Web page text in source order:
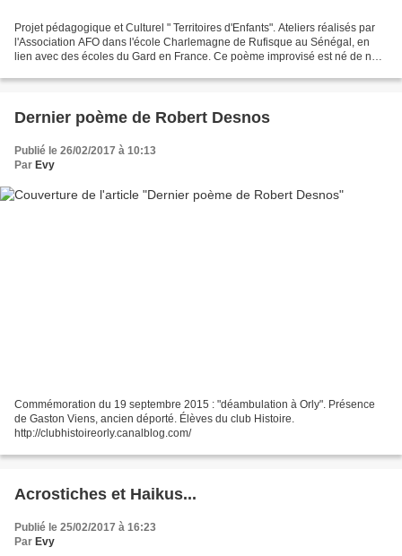
Projet pédagogique et Culturel " Territoires d'Enfants". Ateliers réalisés par
l'Association AFO dans l'école Charlemagne de Rufisque au Sénégal, en
lien avec des écoles du Gard en France. Ce poème improvisé est né de nos
Dernier poème de Robert Desnos
Publié le 26/02/2017 à 10:13
Par Evy
Commémoration du 19 septembre 2015 : "déambulation à Orly". Présence
de Gaston Viens, ancien déporté. Élèves du club Histoire.
http://clubhistoireorly.canalblog.com/
Acrostiches et Haikus...
Publié le 25/02/2017 à 16:23
Par Evy